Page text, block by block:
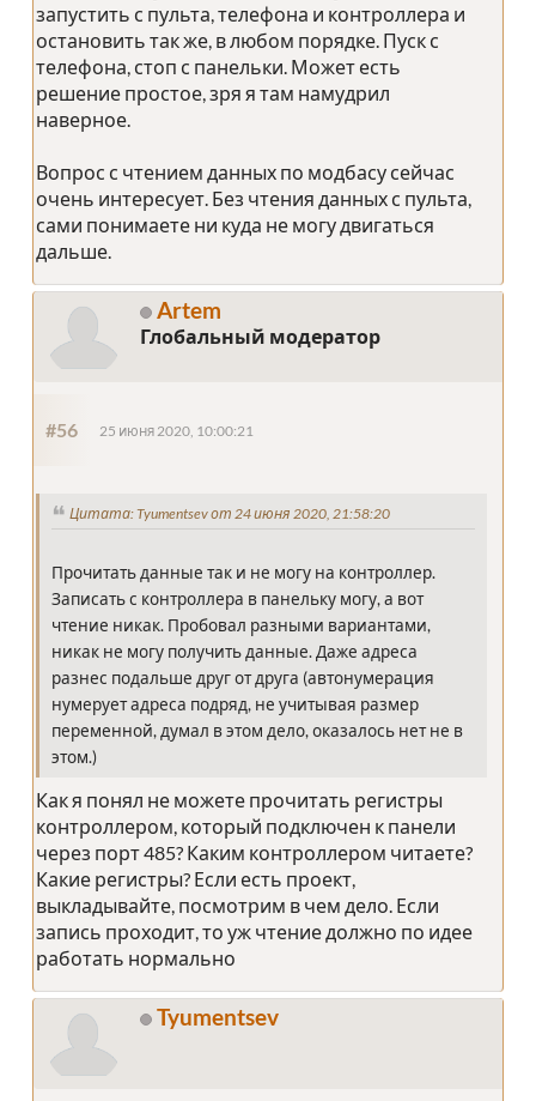
запустить с пульта, телефона и контроллера и
остановить так же, в любом порядке. Пуск с
телефона, стоп с панельки. Может есть
решение простое, зря я там намудрил
наверное.
Вопрос с чтением данных по модбасу сейчас
очень интересует. Без чтения данных с пульта,
сами понимаете ни куда не могу двигаться
дальше.
Artem
Глобальный модератор
#56 25 июня 2020, 10:00:21
Цитата: Tyumentsev от 24 июня 2020, 21:58:20
Прочитать данные так и не могу на контроллер.
Записать с контроллера в панельку могу, а вот
чтение никак. Пробовал разными вариантами,
никак не могу получить данные. Даже адреса
разнес подальше друг от друга (автонумерация
нумерует адреса подряд, не учитывая размер
переменной, думал в этом дело, оказалось нет не в
этом.)
Как я понял не можете прочитать регистры
контроллером, который подключен к панели
через порт 485? Каким контроллером читаете?
Какие регистры? Если есть проект,
выкладывайте, посмотрим в чем дело. Если
запись проходит, то уж чтение должно по идее
работать нормально
Tyumentsev